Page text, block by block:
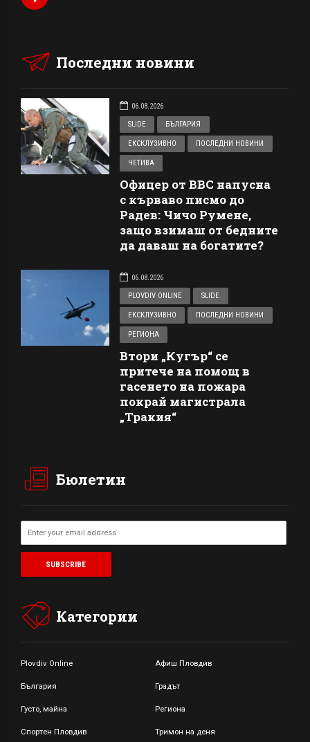
Последни новини
06.08.2026
SLIDE
БЪЛГАРИЯ
ЕКСКЛУЗИВНО ПОСЛЕДНИ НОВИНИ
ЧЕТИВА
Офицер от ВВС напусна
с кърваво писмо до
Радев: Чичо Румене,
защо взимаш от бедните
да даваш на богатите?
06.08.2026
PLOVDIV ONLINE
SLIDE
ЕКСКЛУЗИВНО ПОСЛЕДНИ НОВИНИ
РЕГИОНА
Втори „Кугър“ се
притече на помощ в
гасенето на пожара
покрай магистрала
„Тракия“
Бюлетин
Категории
Plovdiv Online Афиш Пловдив
България Градът
Густо, майна Региона
Спортен Пловдив Тримон на деня